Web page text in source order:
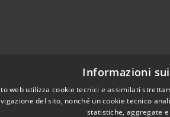
Informazioni
web utilizza cookie tecnici e assimilati
del sito, nonché un cookie tecnico
statistiche, aggregate